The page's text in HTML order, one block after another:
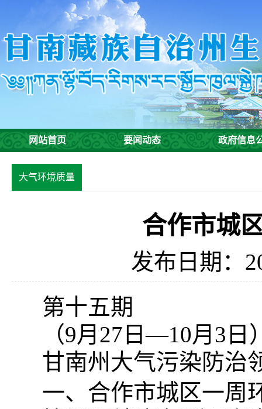
网站首页 要闻动态 政府信息
大气环境质量
合作市城
发布日期：
第十五期
（9月27日—10月3日
甘南州大气污染防治
一、合作市城区一周